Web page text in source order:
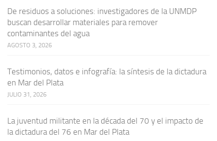
De residuos a soluciones: investigadores de la UNMDP
buscan desarrollar materiales para remover
contaminantes del agua
AGOSTO 3, 2026
Testimonios, datos e infografía: la síntesis de la dictadura
en Mar del Plata
JULIO 31, 2026
La juventud militante en la década del 70 y el impacto de
la dictadura del 76 en Mar del Plata